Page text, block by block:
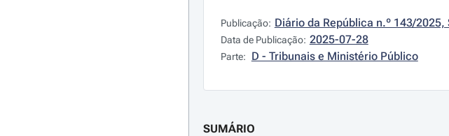
Publicação: Diário da República n.º 143/
Data de Publicação: 2025-07-28
Parte: D - Tribunais e Ministério Público
SUMÁRIO